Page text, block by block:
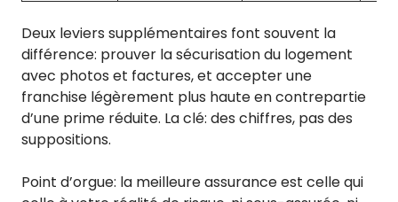
Deux leviers supplémentaires font souvent la
différence: prouver la sécurisation du logement
avec photos et factures, et accepter une
franchise légèrement plus haute en contrepartie
d’une prime réduite. La clé: des chiffres, pas des
suppositions.
Point d’orgue: la meilleure assurance est celle qui